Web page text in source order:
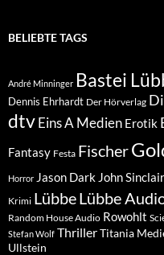
BELIEBTE TAGS
André Minninger Bastei
Dennis Ehrhardt Der Hörverlag
dtvEins A Medien Erotik
Fantasy Festa Fischer
Horror Jason Dark John Sinclair
Krimi LübbeLübbe
Random House Audio Rowohlt
Stefan Wolf ThrillerTitania
Ullstein